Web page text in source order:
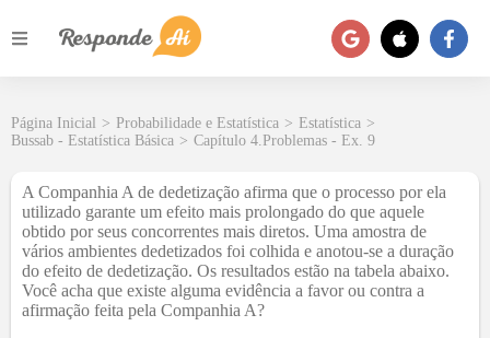
Página Inicial > Probabilidade e Estatística > Estatística >
Bussab - Estatística Básica > Capítulo 4.Problemas - Ex. 9
A Companhia A de dedetização afirma que o processo por ela
utilizado garante um efeito mais prolongado do que aquele
obtido por seus concorrentes mais diretos. Uma amostra de
vários ambientes dedetizados foi colhida e anotou-se a duração
do efeito de dedetização. Os resultados estão na tabela abaixo.
Você acha que existe alguma evidência a favor ou contra a
afirmação feita pela Companhia A?